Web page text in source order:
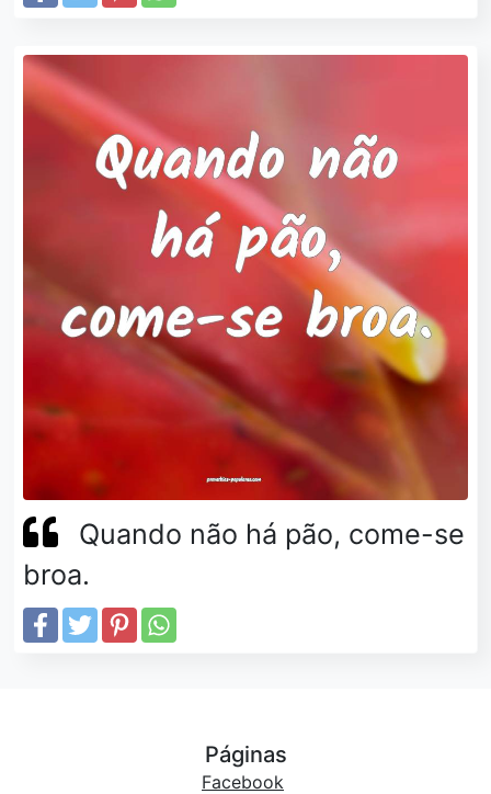
Quando não há pão, come-se
broa.
Páginas
Facebook